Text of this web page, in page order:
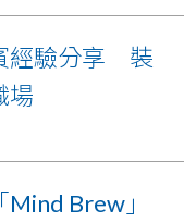
經驗分享 裝
場
Brew」